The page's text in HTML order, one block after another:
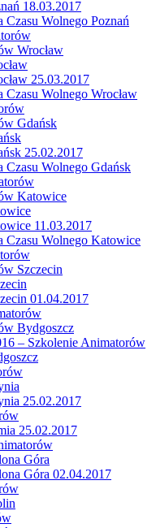
18.03.2017
Czasu Wolnego Poznań
Wrocław
25.03.2017
Czasu Wolnego Wrocław
Gdańsk
25.02.2017
Czasu Wolnego Gdańsk
Katowice
11.03.2017
Czasu Wolnego Katowice
Szczecin
01.04.2017
Bydgoszcz
– Szkolenie Animatorów
25.02.2017
25.02.2017
Góra
Góra 02.04.2017